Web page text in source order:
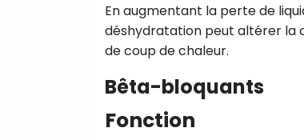
En augmentant la perte de
déshydratation peut altérer la
de coup de chaleur.
Bêta-bloquants
Fonction